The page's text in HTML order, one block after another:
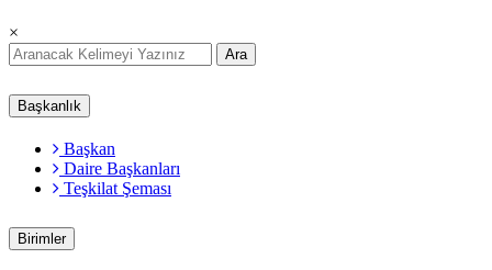
×
Ara
Başkanlık
Başkan
Daire Başkanları
Teşkilat Şeması
Birimler